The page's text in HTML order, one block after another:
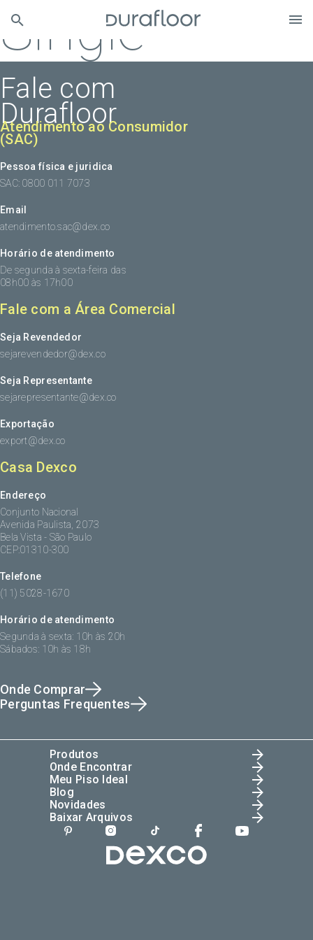
Single
Fale com
Durafloor
Atendimento ao Consumidor
(SAC)
Pessoa física e juridica
SAC: 0800 011 7073
Email
atendimento.sac@dex.co
Horário de atendimento
De segunda à sexta-feira das
08h00 às 17h00
Fale com a Área Comercial
Seja Revendedor
sejarevendedor@dex.co
Seja Representante
sejarepresentante@dex.co
Exportação
export@dex.co
Casa Dexco
Endereço
Conjunto Nacional
Avenida Paulista, 2073
Bela Vista - São Paulo
CEP:01310-300
Telefone
(11) 5028-1670
Horário de atendimento
Segunda à sexta: 10h às 20h
Sábados: 10h às 18h
Onde Comprar
Perguntas Frequentes
Produtos
Onde Encontrar
Meu Piso Ideal
Blog
Novidades
Baixar Arquivos